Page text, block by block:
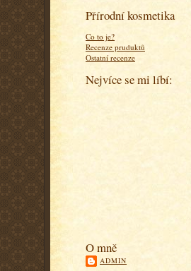
Přírodní kosmetika
Co to je?
Recenze pruduktů
Ostatní recenze
Nejvíce se mi líbí:
O mně
ADMIN